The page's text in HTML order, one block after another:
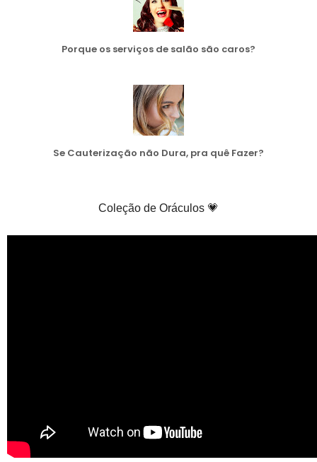
Porque os serviços de salão são caros?
Se Cauterização não Dura, pra quê Fazer?
Coleção de Oráculos 💗